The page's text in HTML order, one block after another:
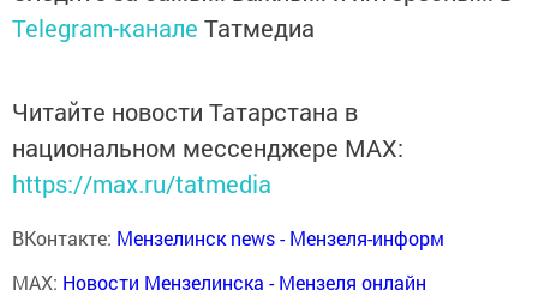
Telegram-канале Татмедиа
Читайте новости Татарстана в
национальном мессенджере MАХ:
https://max.ru/tatmedia
ВКонтакте: Мензелинск news - Мензеля-информ
MAX: Новости Мензелинска - Мензеля онлайн